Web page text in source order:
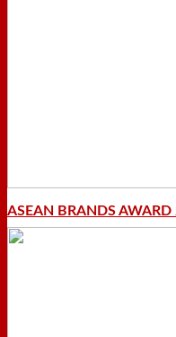
ASEAN BRANDS AWARD